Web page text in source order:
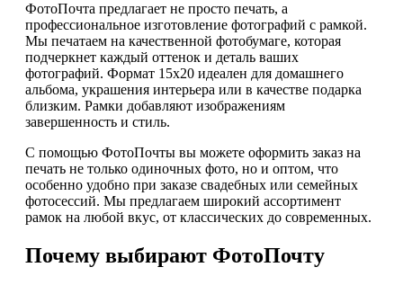
ФотоПочта предлагает не просто печать, а
профессиональное изготовление фотографий с рамкой.
Мы печатаем на качественной фотобумаге, которая
подчеркнет каждый оттенок и деталь ваших
фотографий. Формат 15х20 идеален для домашнего
альбома, украшения интерьера или в качестве подарка
близким. Рамки добавляют изображениям
завершенность и стиль.
С помощью ФотоПочты вы можете оформить заказ на
печать не только одиночных фото, но и оптом, что
особенно удобно при заказе свадебных или семейных
фотосессий. Мы предлагаем широкий ассортимент
рамок на любой вкус, от классических до современных.
Почему выбирают ФотоПочту